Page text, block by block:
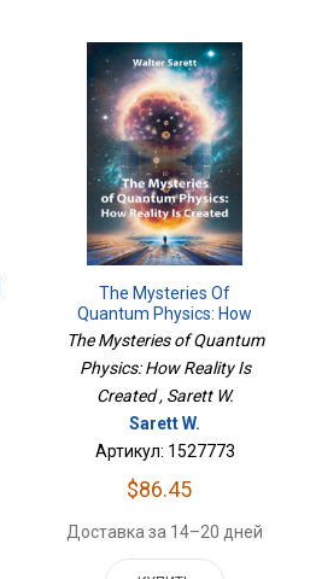
The Mysteries Of
Quantum Physics: How
Reality Is Created
The Mysteries of Quantum
Physics: How Reality Is
Created , Sarett W.
Sarett W.
Артикул: 1527773
$86.45
Доставка за 14–20 дней